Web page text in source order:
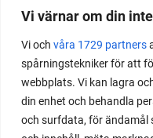
Vi värnar om din
Vi och våra 1729 partners
spårningstekniker för att
webbplats. Vi kan lagra
din enhet och behandla
och surfdata, för ändamål
luktärter
maché
majrova
majs
majskolvar
majskorn